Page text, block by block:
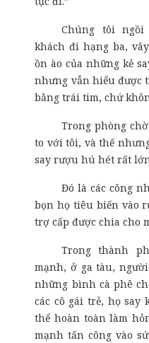
Chúng tôi
khách đi hạng ba,
ồn ào của những kẻ
nhưng vẫn hiểu được
bằng trái tim, chứ
Trong phòng
to với tôi, và thế
say rượu hú hét rất
Đó là các công
bọn họ tiêu biến vào
trợ cấp được chia cho
Trong thành
mạnh, ở ga tàu,
những bình cà phê
các cô gái trẻ, họ say
thể hoàn toàn làm
mạnh tấn công vào